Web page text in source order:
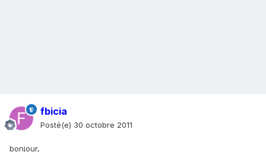
fbicia
Posté(e) 30 octobre 2011
bonjour,